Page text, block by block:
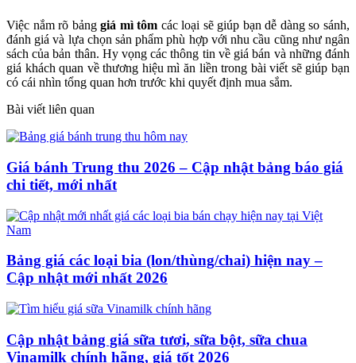
Việc nắm rõ bảnggiá mì tôm các loại sẽ giúp bạn dễ dàng so sánh,
đánh giá và lựa chọn sản phẩm phù hợp với nhu cầu cũng như ngân
sách của bản thân. Hy vọng các thông tin về giá bán và những đánh
giá khách quan về thương hiệu mì ăn liền trong bài viết sẽ giúp bạn
có cái nhìn tổng quan hơn trước khi quyết định mua sắm.
Bài viết liên quan
Giá bánh Trung thu 2026 – Cập nhật bảng báo giá
chi tiết, mới nhất
Bảng giá các loại bia (lon/thùng/chai) hiện nay –
Cập nhật mới nhất 2026
Cập nhật bảng giá sữa tươi, sữa bột, sữa chua
Vinamilk chính hãng, giá tốt 2026